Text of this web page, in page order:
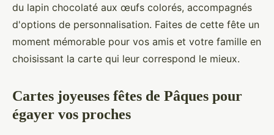
du lapin chocolaté aux œufs colorés, accompagnés
d'options de personnalisation. Faites de cette fête un
moment mémorable pour vos amis et votre famille en
choisissant la carte qui leur correspond le mieux.
Cartes joyeuses fêtes de Pâques pour
égayer vos proches